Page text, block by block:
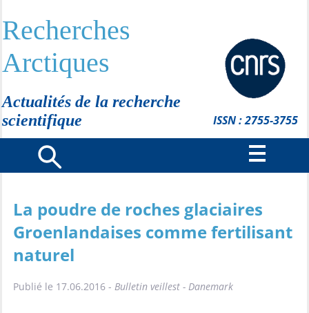
Recherches
Arctiques
Actualités de la recherche
scientifique
ISSN : 2755-3755
La poudre de roches glaciaires
Groenlandaises comme fertilisant
naturel
Publié le 17.06.2016 - Bulletin veillest - Danemark